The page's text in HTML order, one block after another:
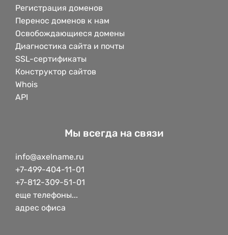
Регистрация доменов
Перенос доменов к нам
Освобождающиеся домены
Диагностика сайта и почты
SSL-сертификаты
Конструктор сайтов
Whois
API
Мы всегда на связи
info@axelname.ru
+7-499-404-11-01
+7-812-309-51-01
еще телефоны...
адрес офиса